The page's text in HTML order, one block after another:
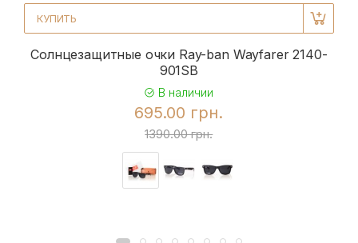
КУПИТЬ
Солнцезащитные очки Ray-ban Wayfarer 2140-
901SB
В наличии
695.00 грн.
1390.00 грн.